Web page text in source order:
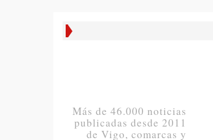
Más de 46.000 noticias
publicadas desde 2011
de Vigo, comarcas y